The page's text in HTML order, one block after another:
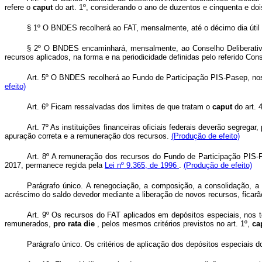
refere o caput do art. 1º, considerando o ano de duzentos e cinquenta e
§ 1º O BNDES recolherá ao FAT, mensalmente, até o décimo dia
§ 2º O BNDES encaminhará, mensalmente, ao Conselho
recursos aplicados, na forma e na periodicidade definidas pelo referido
Art. 5º O BNDES recolherá ao Fundo de Participação PIS-Pasep,
efeito)
Art. 6º Ficam ressalvadas dos limites de que tratam o caput do art.
Art. 7º As instituições financeiras oficiais federais deverão
apuração correta e a remuneração dos recursos. (Produção de efeito)
Art. 8º A remuneração dos recursos do Fundo de Participação
2017, permanece regida pela Lei nº 9.365, de 1996 . (Produção de efeito)
Parágrafo único. A renegociação, a composição, a
acréscimo do saldo devedor mediante a liberação de novos recursos,
Art. 9º Os recursos do FAT aplicados em depósitos especiais, nos
remunerados, pro rata die , pelos mesmos critérios previstos no art. 1º,
Parágrafo único. Os critérios de aplicação dos depósitos especiais